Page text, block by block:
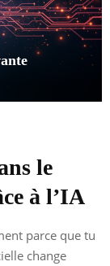
le
à l’IA
parce que tu
change